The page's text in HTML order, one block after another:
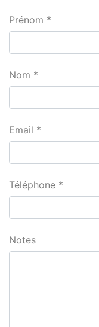
Prénom
Nom
Email
Téléphone
Notes